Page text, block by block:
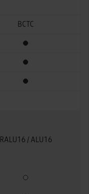
BCTC
Standarta aprīkojums
Standarta aprīkojums
Standarta aprīkojums
RALU16 / ALU16
Izvēles papildus